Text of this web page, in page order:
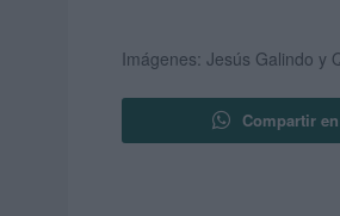
Imágenes: Jesús Galindo y
Compartir